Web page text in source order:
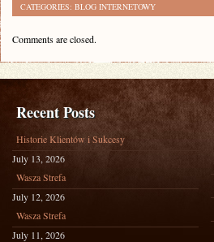
CATEGORIES: BLOG INTERNETOWY
Comments are closed.
Recent Posts
Historie Klientów i Sukcesy
July 13, 2026
Wasza Strefa
July 12, 2026
Wasza Strefa
July 11, 2026